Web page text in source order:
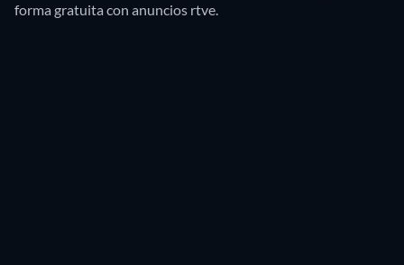
forma gratuita con anuncios rtve.